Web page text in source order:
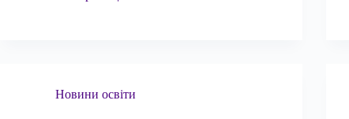
Новини освіти